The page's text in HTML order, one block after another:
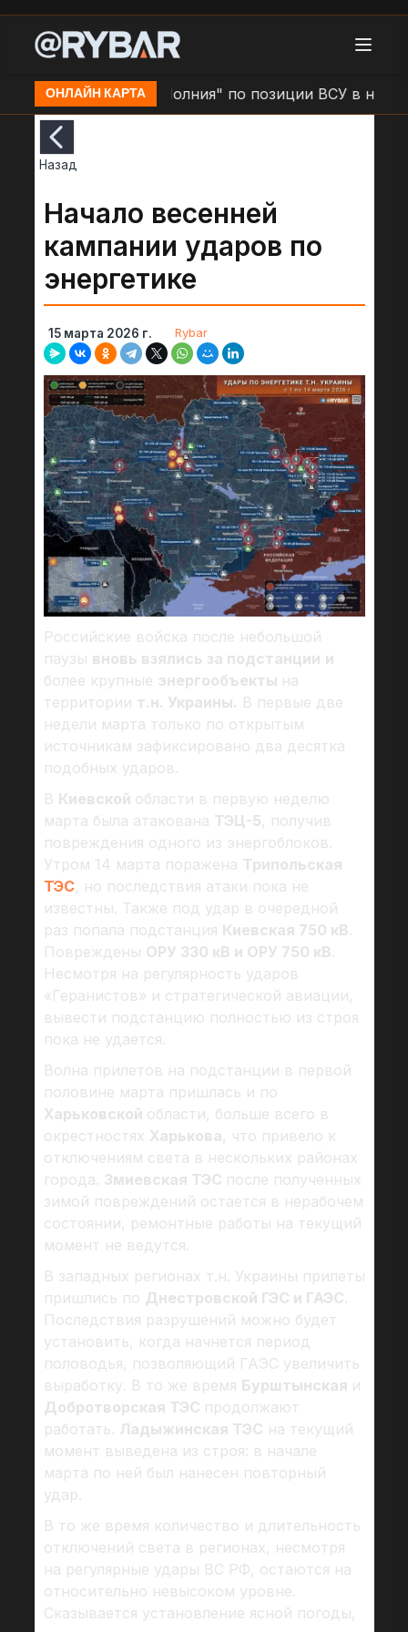
ОНЛАЙН КАРТА
Удар БЛА "Молния" по позиции ВСУ в н.п.
Назад
Начало весенней
кампании ударов по
энергетике
15 марта 2026 г. Rybar
Российские войска после небольшой
паузы вновь взялись за подстанции и
более крупные энергообъекты на
территории т.н. Украины. В первые две
недели марта только по открытым
источникам зафиксировано два десятка
подобных ударов.
В Киевской области в первую неделю
марта была атакована ТЭЦ-5, получив
повреждения одного из энергоблоков.
Утром 14 марта поражена Трипольская
ТЭС, но последствия атаки пока не
известны. Также под удар в очередной
раз попала подстанция Киевская 750 кВ.
Повреждены ОРУ 330 кВ и ОРУ 750 кВ.
Несмотря на регулярность ударов
«Геранистов» и стратегической авиации,
вывести подстанцию полностью из строя
пока не удается.
Волна прилетов на подстанции в первой
половине марта пришлась и по
Харьковской области, больше всего в
окрестностях Харькова, что привело к
отключениям света в нескольких районах
города. Змиевская ТЭС после полученных
зимой повреждений остается в нерабочем
состоянии, ремонтные работы на текущий
момент не ведутся.
В западных регионах т.н. Украины прилеты
пришлись по Днестровской ГЭС и ГАЭС.
Последствия разрушений можно будет
установить, когда начнется период
половодья, позволяющий ГАЭС увеличить
выработку. В то же время Бурштынская и
Добротворская ТЭС продолжают
работать. Ладыжинская ТЭС на текущий
момент выведена из строя: в начале
марта по ней был нанесен повторный
удар.
В то же время количество и длительность
отключений света в регионах, несмотря
на регулярные удары ВС РФ, остаются на
относительно невысоком уровне.
Сказывается установление ясной погоды,